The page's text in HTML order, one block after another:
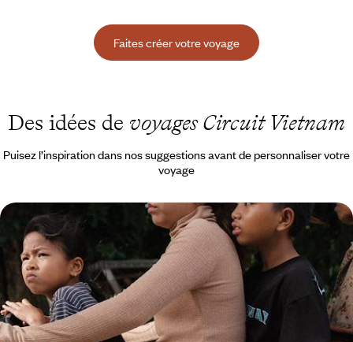
Faites créer votre voyage
Des idées de voyages Circuit Vietnam
Puisez l’inspiration dans nos suggestions avant de personnaliser votre
voyage
Rizières et dragons - Le Vietnam avec des yeux
d’enfant
Embarquer toute la tribu dans une aventure à travers le Vietnam, de
cités mythiques en rizières magiques
14 jours, de CHF 3200 à CHF 4000